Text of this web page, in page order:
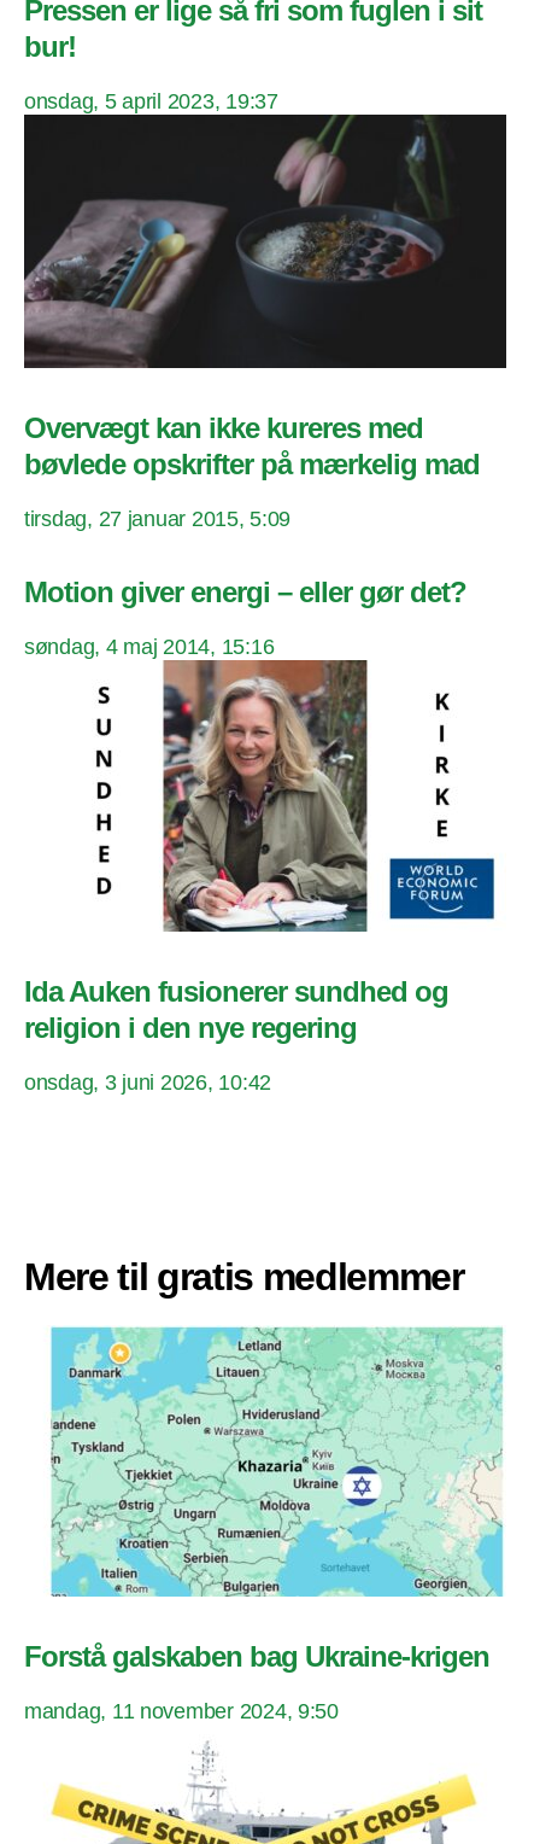
Pressen er lige så fri som fuglen i sit
bur!
onsdag, 5 april 2023, 19:37
Overvægt kan ikke kureres med
bøvlede opskrifter på mærkelig mad
tirsdag, 27 januar 2015, 5:09
Motion giver energi – eller gør det?
søndag, 4 maj 2014, 15:16
Ida Auken fusionerer sundhed og
religion i den nye regering
onsdag, 3 juni 2026, 10:42
Mere til gratis medlemmer
Forstå galskaben bag Ukraine-krigen
mandag, 11 november 2024, 9:50